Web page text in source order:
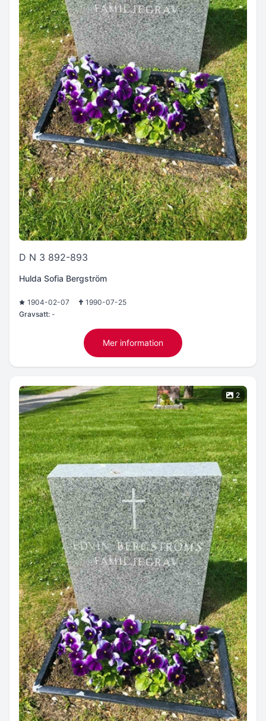
D N 3 892-893
Hulda Sofia Bergström
1904-02-07
1990-07-25
Gravsatt: -
Mer information
2